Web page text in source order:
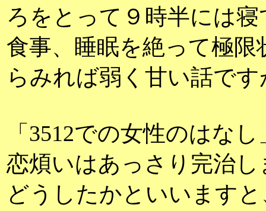
ろをとって９時半には
食事、睡眠を絶って極
らみれば弱く甘い話で
「3512での女性のはな
恋煩いはあっさり完治し
どうしたかといいます